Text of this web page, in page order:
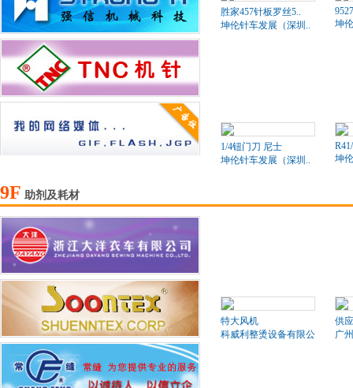
胜家457针板罗丝5..
坤伦针车发展（深圳..
坤
1/4钮门刀 尼士
坤伦针车发展（深圳..
坤
9F 助剂及耗材
特大风机
科威利整烫设备有限公司
供
广